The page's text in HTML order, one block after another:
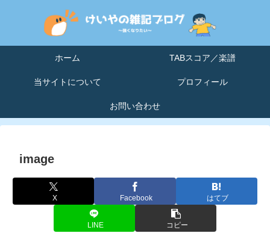
ホーム TABスコア／楽譜
当サイトについて プロフィール
お問い合わせ
image
X Facebook はてブ
LINE コピー